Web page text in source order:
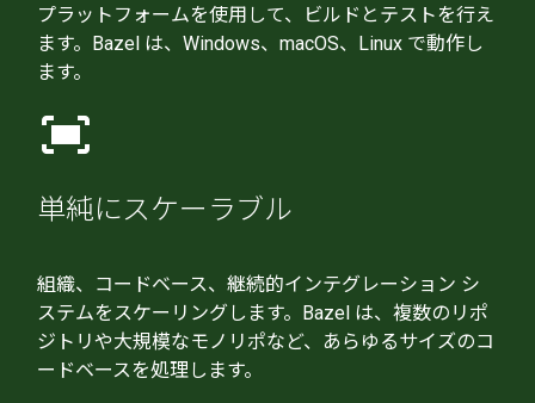
プラットフォームを使用して、ビルドとテストを行え
ます。Bazel は、Windows、macOS、Linux で動作し
ます。
fit_screen
単純にスケーラブル
組織、コードベース、継続的インテグレーション シ
ステムをスケーリングします。Bazel は、複数のリポ
ジトリや大規模なモノリポなど、あらゆるサイズのコ
ードベースを処理します。